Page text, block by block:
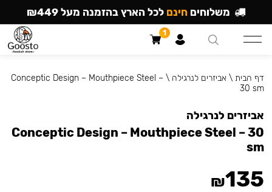
דף הבית \אביזרים לנרגילה \
Conceptic Design – Mouthpiece Steel –
30 sm
אביזרים לנרגילה
Conceptic Design – Mouthpiece Steel – 30
sm
₪135
משלוחים חינם לכל הארץ בהזמנה מעל ₪449
1